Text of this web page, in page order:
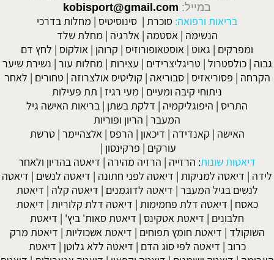
במייל: kobisport@gmail.com
בריאות ורפואה: סוכרת | סינוסיטיס | מחלות בדרכי
הנשימה | אסטמה | אלרגיה | מחלת שלד
ומפרקים | גאוט | אוסטאופורוזיס | קרוהן | אולקוס | לחץ דם
גבוה |כולסטרול |טריגליצרידים | עצירות | מחלות עור | נשירת שיער
הקרחה | פסוריאזיס |סבוריאה | קוליטיס אולצרוזה |טחורים | לאחר
ניתוחי קיבה ומעיים | מעי רגיז | תת פעילות
התריס | היפוגליקמיה | דלקת בשתן | בריאות האישה גיל
המעבר | הריון ופוריות
האישה | קאנדידה | דיכאון | הרפס | אלצהיימר |טרשת
עורקים | פרקינסון |
דיאטות שונות: הרזייה | הרזיה מהירה | דיאטה בהריון ולאחר
לידה | דיאטה למניקות | דיאטה לפני חתונה | דיאטה לנשים | דיאטה
לנשים בגיל המעבר | דיאטה לדוגמנים | דיאטה קלה | דיאטת
כאסח | דיאטה דלת פחמימות | דיאטה דלת קלוריות | דיאטת
חלבונים | דיאטת אטקינס | דיאטת סאות' ביץ' | דיאטת
השוקולד | דיאטת חומץ תפוחים | דיאטת אשכוליות | דיאטת מרק
כרוב | דיאטה לפי סוג הדם | דיאטה ללא גלוטן | דיאטת